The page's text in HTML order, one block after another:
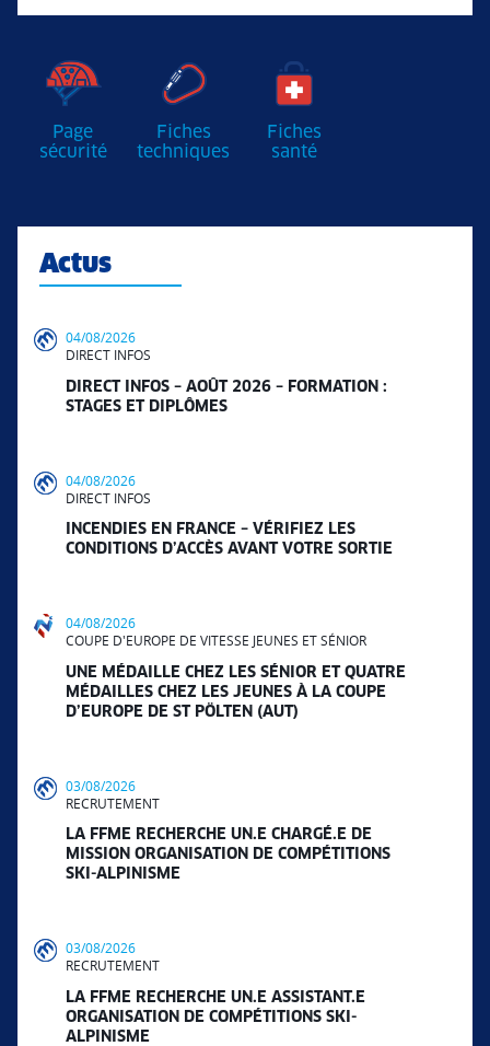
Page
sécurité
Fiches
techniques
Fiches
santé
Actus
04/08/2026
DIRECT INFOS
DIRECT INFOS – AOÛT 2026 – FORMATION :
STAGES ET DIPLÔMES
04/08/2026
DIRECT INFOS
INCENDIES EN FRANCE – VÉRIFIEZ LES
CONDITIONS D’ACCÈS AVANT VOTRE SORTIE
04/08/2026
COUPE D'EUROPE DE VITESSE JEUNES ET SÉNIOR
UNE MÉDAILLE CHEZ LES SÉNIOR ET QUATRE
MÉDAILLES CHEZ LES JEUNES À LA COUPE
D’EUROPE DE ST PÖLTEN (AUT)
03/08/2026
RECRUTEMENT
LA FFME RECHERCHE UN.E CHARGÉ.E DE
MISSION ORGANISATION DE COMPÉTITIONS
SKI-ALPINISME
03/08/2026
RECRUTEMENT
LA FFME RECHERCHE UN.E ASSISTANT.E
ORGANISATION DE COMPÉTITIONS SKI-
ALPINISME